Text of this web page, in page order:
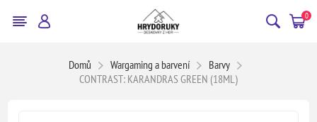
0
Domů Wargaming a barvení
Barvy
CONTRAST: KARANDRAS GREEN (18ML)